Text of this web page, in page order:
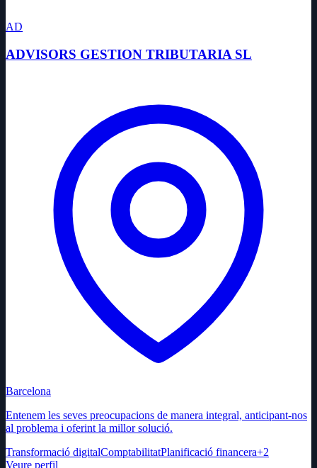
AD
ADVISORS GESTION TRIBUTARIA SL
Barcelona
Entenem les seves preocupacions de manera integral, anticipant-nos
al problema i oferint la millor solució.
Transformació digitalComptabilitatPlanificació financera+2
Veure perfil